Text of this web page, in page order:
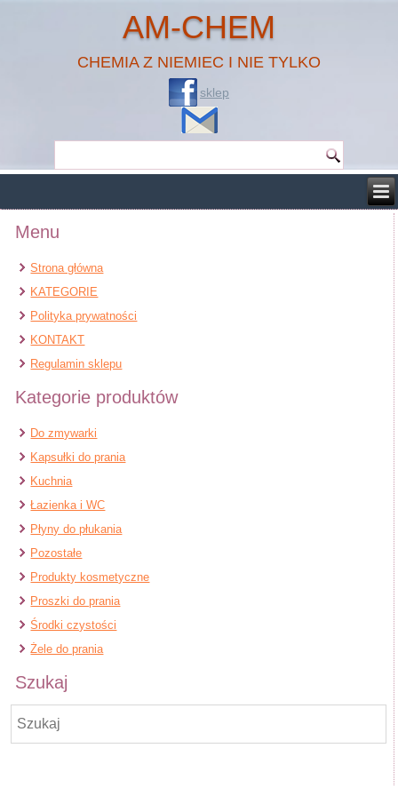
AM-CHEM
CHEMIA Z NIEMIEC I NIE TYLKO
sklep
Menu
Strona główna
KATEGORIE
Polityka prywatności
KONTAKT
Regulamin sklepu
Kategorie produktów
Do zmywarki
Kapsułki do prania
Kuchnia
Łazienka i WC
Płyny do płukania
Pozostałe
Produkty kosmetyczne
Proszki do prania
Środki czystości
Żele do prania
Szukaj